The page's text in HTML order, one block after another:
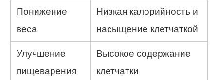
Понижение
веса
Низкая калорийность и
насыщение клетчаткой
Улучшение
пищеварения
Высокое содержание
клетчатки